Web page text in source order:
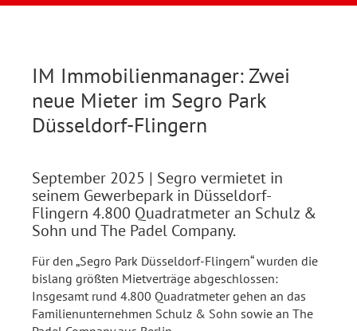
IM Immobilienmanager: Zwei
neue Mieter im Segro Park
Düsseldorf-Flingern
September 2025 | Segro vermietet in
seinem Gewerbepark in Düsseldorf-
Flingern 4.800 Quadratmeter an Schulz &
Sohn und The Padel Company.
Für den „Segro Park Düsseldorf-Flingern“ wurden die
bislang größten Mietverträge abgeschlossen:
Insgesamt rund 4.800 Quadratmeter gehen an das
Familienunternehmen Schulz & Sohn sowie an The